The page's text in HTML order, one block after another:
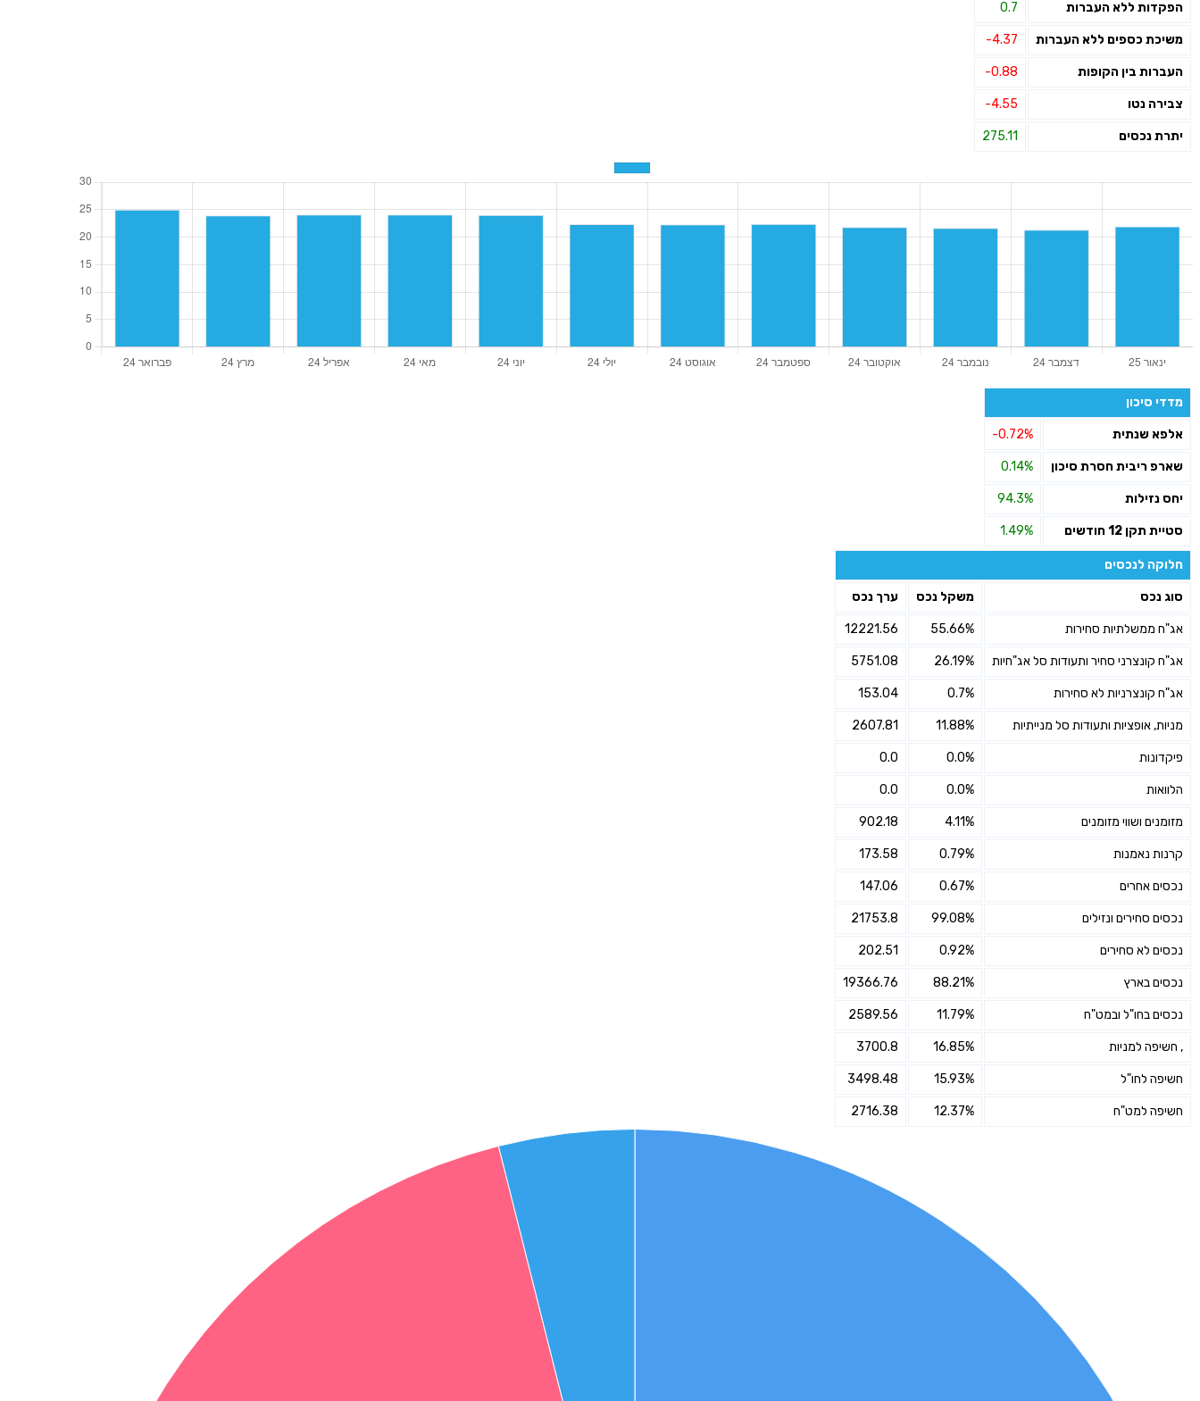
הפקדות ללא העברות 0.7
משיכת כספים ללא העברות -4.37
העברות בין הקופות -0.88
צבירה נטו -4.55
יתרת נכסים 275.11
מדדי סיכון
אלפא שנתית -0.72%
שארפ ריבית חסרת סיכון 0.14%
יחס נזילות 94.3%
סטיית תקן 12 חודשים 1.49%
חלוקה לנכסים
סוג נכס משקל נכס ערך נכס
אג"ח ממשלתיות סחירות 55.66%
12221.56
אג"ח קונצרני סחיר ותעודות סל אג"חיות 26.19%
5751.08
אג"ח קונצרניות לא סחירות 0.7%
153.04
מניות, אופציות ותעודות סל מנייתיות 11.88%
2607.81
פיקדונות 0.0%
0.0
הלוואות 0.0%
0.0
מזומנים ושווי מזומנים 4.11%
902.18
קרנות נאמנות 0.79%
173.58
נכסים אחרים 0.67%
147.06
נכסים סחירים ונזילים 99.08%
21753.8
נכסים לא סחירים 0.92%
202.51
נכסים בארץ 88.21%
19366.76
נכסים בחו"ל ובמט"ח 11.79%
2589.56
, חשיפה למניות 16.85%
3700.8
חשיפה לחו"ל 15.93%
3498.48
חשיפה למט"ח 12.37%
2716.38